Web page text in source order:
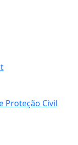
Proteção Civil